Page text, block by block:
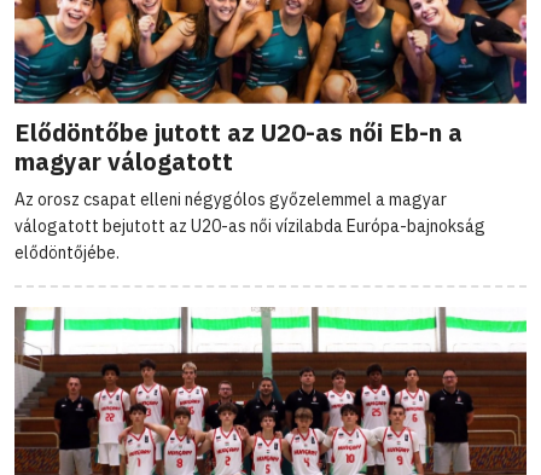
Elődöntőbe jutott az U20-as női Eb-n a
magyar válogatott
Az orosz csapat elleni négygólos győzelemmel a magyar
válogatott bejutott az U20-as női vízilabda Európa-bajnokság
elődöntőjébe.